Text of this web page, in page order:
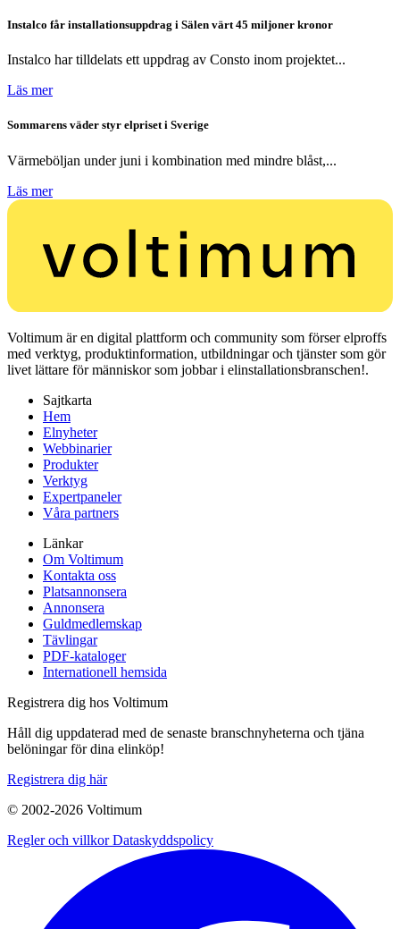
Instalco får installationsuppdrag i Sälen värt 45 miljoner kronor
Instalco har tilldelats ett uppdrag av Consto inom projektet...
Läs mer
Sommarens väder styr elpriset i Sverige
Värmeböljan under juni i kombination med mindre blåst,...
Läs mer
Voltimum är en digital plattform och community som förser elproffs
med verktyg, produktinformation, utbildningar och tjänster som gör
livet lättare för människor som jobbar i elinstallationsbranschen!.
Sajtkarta
Hem
Elnyheter
Webbinarier
Produkter
Verktyg
Expertpaneler
Våra partners
Länkar
Om Voltimum
Kontakta oss
Platsannonsera
Annonsera
Guldmedlemskap
Tävlingar
PDF-kataloger
Internationell hemsida
Registrera dig hos Voltimum
Håll dig uppdaterad med de senaste branschnyheterna och tjäna
belöningar för dina elinköp!
Registrera dig här
© 2002-2026 Voltimum
Regler och villkorDataskyddspolicy